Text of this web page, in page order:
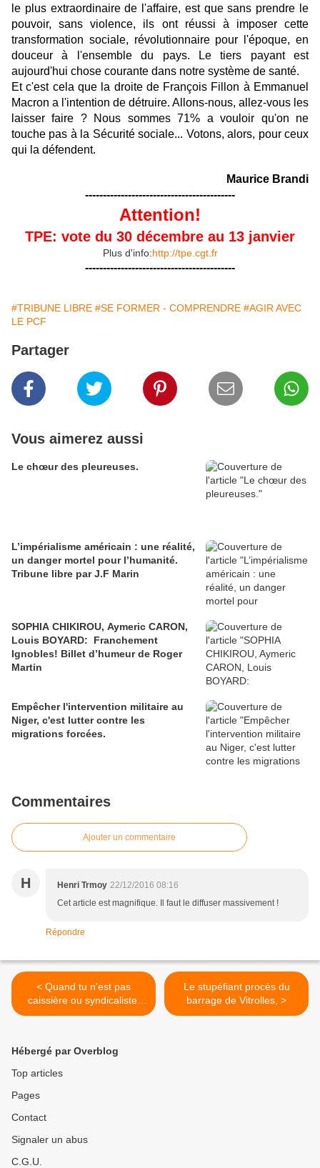
le plus extraordinaire de l'affaire, est que sans prendre le
pouvoir, sans violence, ils ont réussi à imposer cette
transformation sociale, révolutionnaire pour l'époque, en
douceur à l'ensemble du pays. Le tiers payant est
aujourd'hui chose courante dans notre système de santé.
Et c'est cela que la droite de François Fillon à Emmanuel
Macron a l'intention de détruire. Allons-nous, allez-vous les
laisser faire ? Nous sommes 71% a vouloir qu'on ne
touche pas à la Sécurité sociale... Votons, alors, pour ceux
qui la défendent.
Maurice Brandi
------------------------------------------
Attention!
TPE: vote du 30 décembre au 13 janvier
Plus d'info:http://tpe.cgt.fr
------------------------------------------
#TRIBUNE LIBRE #SE FORMER - COMPRENDRE #AGIR AVEC
LE PCF
Partager
Vous aimerez aussi
Le chœur des pleureuses.
L’impérialisme américain : une réalité,
un danger mortel pour l’humanité.
Tribune libre par J.F Marin
SOPHIA CHIKIROU, Aymeric CARON,
Louis BOYARD: Franchement
Ignobles! Billet d’humeur de Roger
Martin
Empêcher l'intervention militaire au
Niger, c'est lutter contre les
migrations forcées.
Commentaires
Ajouter un commentaire
H Henri Trmoy 22/12/2016 08:16
Cet article est magnifique. Il faut le diffuser massivement !
Répondre
< Quand tu n'est pas
caissière ou syndicaliste,
quand tu ne t'appelle pas
Le stupéfiant procès du
barrage de Vitrolles, >
Hébergé par Overblog
Top articles
Pages
Contact
Signaler un abus
C.G.U.